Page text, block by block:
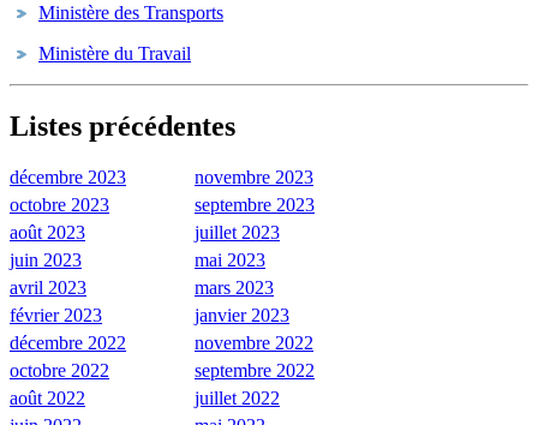
Ministère des Transports
Ministère du Travail
Listes précédentes
décembre 2023
novembre 2023
octobre 2023
septembre 2023
août 2023
juillet 2023
juin 2023
mai 2023
avril 2023
mars 2023
février 2023
janvier 2023
décembre 2022
novembre 2022
octobre 2022
septembre 2022
août 2022
juillet 2022